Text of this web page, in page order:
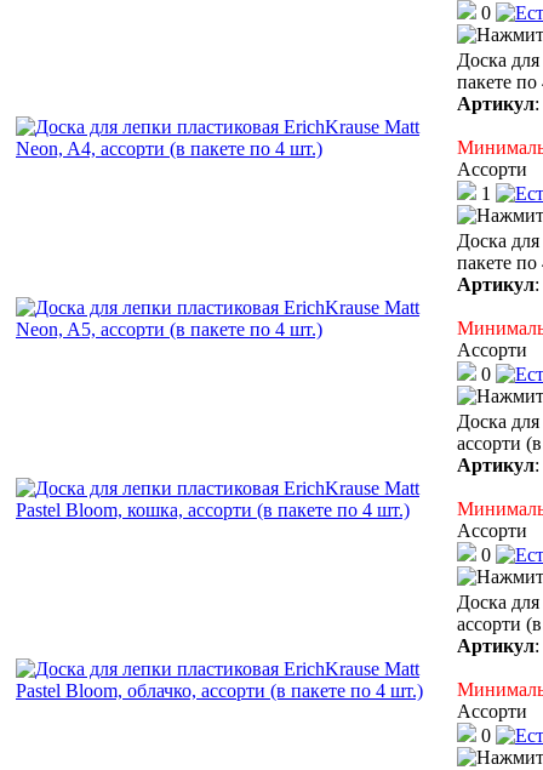
0
Доска
пакете
Артикул:
Ассорти
1
Доска
пакете
Артикул:
Ассорти
0
Доска
ассорти
Артикул:
Ассорти
0
Доска
ассорти
Артикул:
Ассорти
0